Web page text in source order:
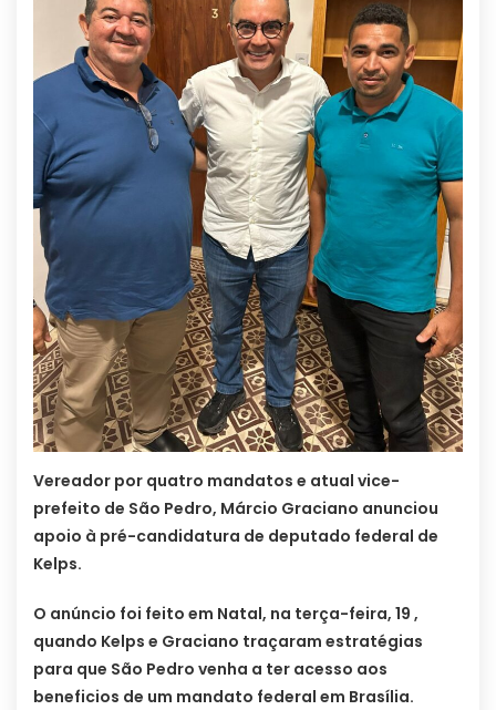
Vereador por quatro mandatos e atual vice-
prefeito de São Pedro, Márcio Graciano anunciou
apoio à pré-candidatura de deputado federal de
Kelps.
O anúncio foi feito em Natal, na terça-feira, 19 ,
quando Kelps e Graciano traçaram estratégias
para que São Pedro venha a ter acesso aos
beneficios de um mandato federal em Brasília.